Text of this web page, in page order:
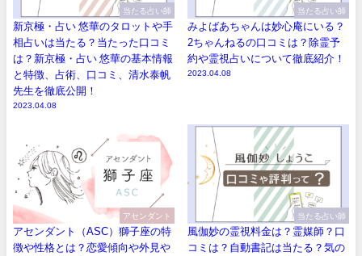
当たる占い師
新京極・占い 悠華のタロットや手
相占いは当たる？当たった口コミ
は？新京極・占い 悠華の基本情報
と特徴、占術、口コミ、清水泰帆
先生を徹底公開！
2023.04.08
当たる占い師
みよばあちゃんは妙心庵にいる？
2ちゃんねるの口コミは？除霊予
約や霊視占いについて徹底紹介！
2023.04.08
アセンダント
アセンダント（ASC）獅子座の特
徴や性格とは？恋愛傾向や外見や
当たる占い師
風伽妙の霊視料金は？霊媒師？口
コミは？自動書記は当たる？気の